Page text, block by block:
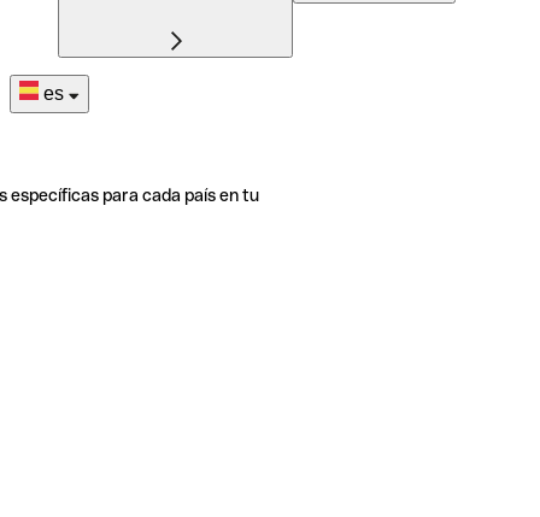
es
específicas para cada país en tu